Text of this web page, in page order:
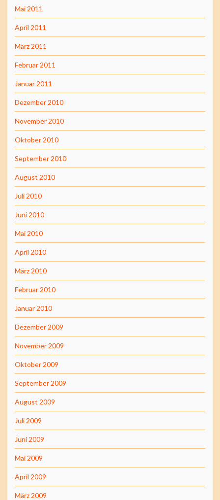
Mai 2011
April 2011
März 2011
Februar 2011
Januar 2011
Dezember 2010
November 2010
Oktober 2010
September 2010
August 2010
Juli 2010
Juni 2010
Mai 2010
April 2010
März 2010
Februar 2010
Januar 2010
Dezember 2009
November 2009
Oktober 2009
September 2009
August 2009
Juli 2009
Juni 2009
Mai 2009
April 2009
März 2009